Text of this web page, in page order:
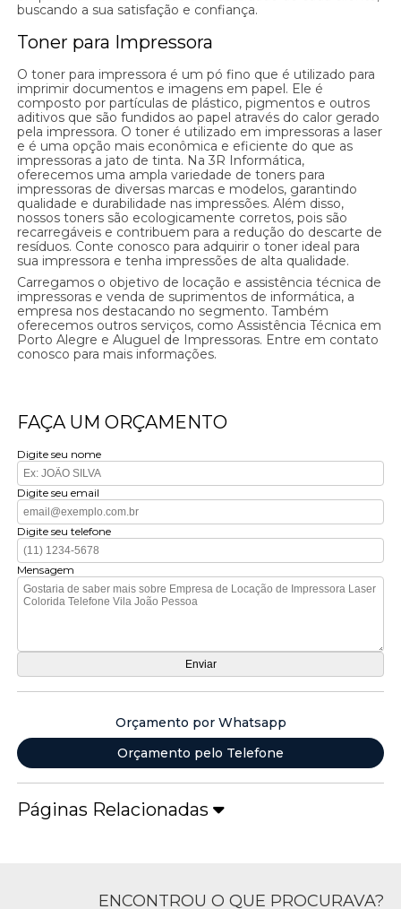
buscando a sua satisfação e confiança.
Toner para Impressora
O toner para impressora é um pó fino que é utilizado para
imprimir documentos e imagens em papel. Ele é
composto por partículas de plástico, pigmentos e outros
aditivos que são fundidos ao papel através do calor gerado
pela impressora. O toner é utilizado em impressoras a laser
e é uma opção mais econômica e eficiente do que as
impressoras a jato de tinta. Na 3R Informática,
oferecemos uma ampla variedade de toners para
impressoras de diversas marcas e modelos, garantindo
qualidade e durabilidade nas impressões. Além disso,
nossos toners são ecologicamente corretos, pois são
recarregáveis e contribuem para a redução do descarte de
resíduos. Conte conosco para adquirir o toner ideal para
sua impressora e tenha impressões de alta qualidade.
Carregamos o objetivo de locação e assistência técnica de
impressoras e venda de suprimentos de informática, a
empresa nos destacando no segmento. Também
oferecemos outros serviços, como Assistência Técnica em
Porto Alegre e Aluguel de Impressoras. Entre em contato
conosco para mais informações.
FAÇA UM ORÇAMENTO
Digite seu nome
Digite seu email
Digite seu telefone
Mensagem
Orçamento por Whatsapp
Orçamento pelo Telefone
Páginas Relacionadas
ENCONTROU O QUE PROCURAVA?